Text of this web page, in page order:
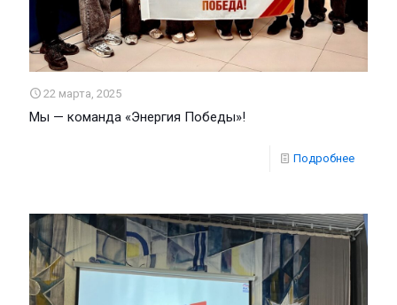
22 марта, 2025
Мы — команда «Энергия Победы»!
Подробнее